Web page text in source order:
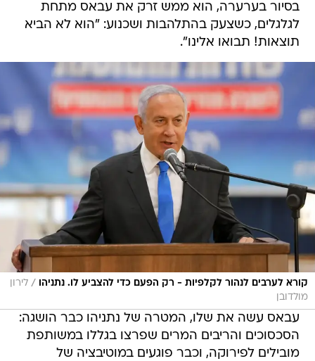
בסיור בערערה, הוא ממש זרק את עבאס מתחת
לגלגלים, כשצעק בהתלהבות ושכנוע: "הוא לא הביא
תוצאות! תבואו אלינו".
קורא לערבים לנהור לקלפיות - רק הפעם כדי להצביע לו. נתניהו / לירון
מולדובן
עבאס עשה את שלו, המטרה של נתניהו כבר הושגה:
הסכסוכים והריבים המרים שפרצו בגללו במשותפת
מובילים לפירוקה, וכבר פוגעים במוטיבציה של